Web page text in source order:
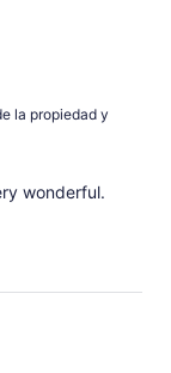
la propiedad y
wonderful.